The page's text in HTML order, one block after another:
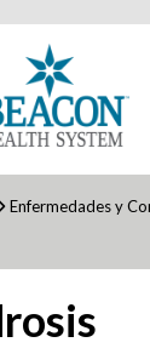
Enfermedades y